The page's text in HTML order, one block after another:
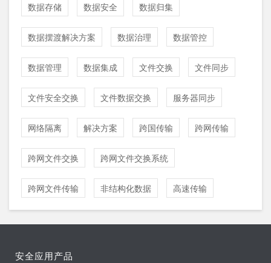
数据存储 数据安全 数据归集
数据摆渡解决方案 数据治理 数据管控
数据管理 数据集成 文件交换 文件同步
文件安全交换 文件数据交换 服务器同步
网络隔离 解决方案 跨国传输 跨网传输
跨网文件交换 跨网文件交换系统
跨网文件传输 非结构化数据 高速传输
安全应用产品